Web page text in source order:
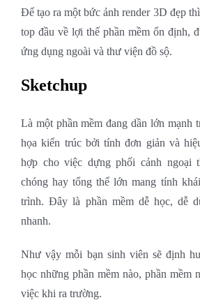
Để tạo ra một bức ảnh render 3D đẹp
top đầu về lợi thế phần mềm ổn định,
ứng dụng ngoài và thư viện đồ sộ.
Sketchup
Là một phần mềm đang dần lớn mạnh
họa kiến trúc bởi tính đơn giản và
hợp cho việc dựng phối cảnh ngoại
chóng hay tổng thể lớn mang tính
trình. Đây là phần mềm dễ học, dễ
nhanh.
Như vậy mỗi bạn sinh viên sẽ định
học những phần mềm nào, phần mềm
việc khi ra trường.